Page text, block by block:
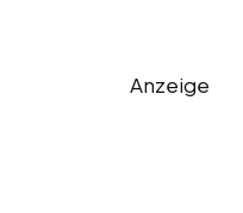
Anzeige